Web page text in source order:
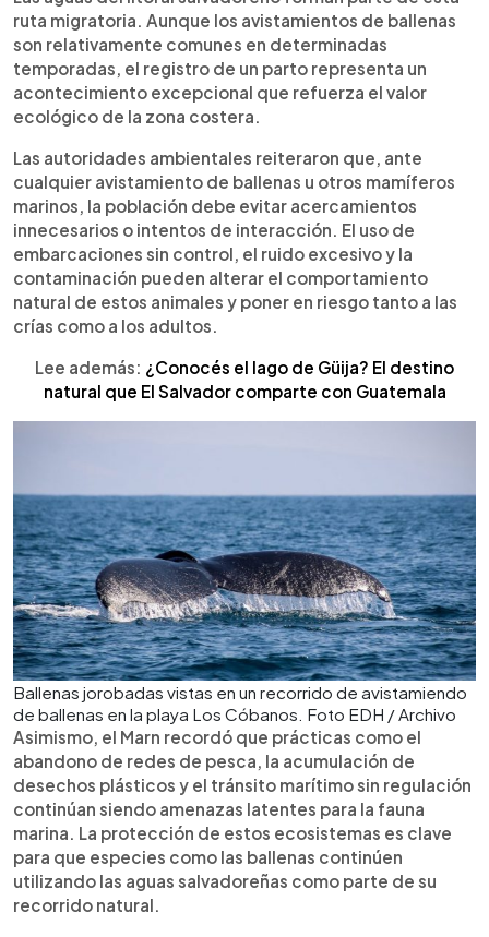
ruta migratoria. Aunque los avistamientos de ballenas
son relativamente comunes en determinadas
temporadas, el registro de un parto representa un
acontecimiento excepcional que refuerza el valor
ecológico de la zona costera.
Las autoridades ambientales reiteraron que, ante
cualquier avistamiento de ballenas u otros mamíferos
marinos, la población debe evitar acercamientos
innecesarios o intentos de interacción. El uso de
embarcaciones sin control, el ruido excesivo y la
contaminación pueden alterar el comportamiento
natural de estos animales y poner en riesgo tanto a las
crías como a los adultos.
Lee además: ¿Conocés el lago de Güija? El destino
natural que El Salvador comparte con Guatemala
Ballenas jorobadas vistas en un recorrido de avistamiendo
de ballenas en la playa Los Cóbanos. Foto EDH / Archivo
Asimismo, el Marn recordó que prácticas como el
abandono de redes de pesca, la acumulación de
desechos plásticos y el tránsito marítimo sin regulación
continúan siendo amenazas latentes para la fauna
marina. La protección de estos ecosistemas es clave
para que especies como las ballenas continúen
utilizando las aguas salvadoreñas como parte de su
recorrido natural.